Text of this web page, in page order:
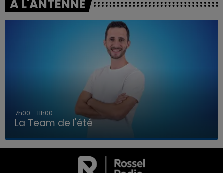
LA TEAM DE L'ÉTÉ
A L'ANTENNE
7h00 - 11h00
La Team de l'été